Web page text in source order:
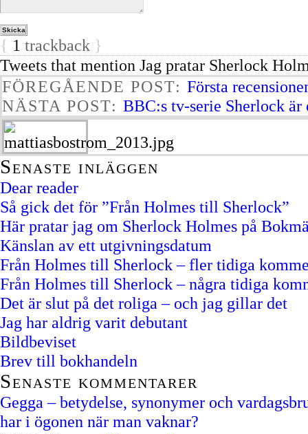
{ 1 trackback }
Tweets that mention Jag pratar Sherlock
FÖREGÅENDE POST: Första
NÄSTA POST: BBC:s tv-serie Sherlock är
Senaste inläggen
Dear reader
Så gick det för ”Från Holmes till Sherlock”
Här pratar jag om Sherlock Holmes på
Känslan av ett utgivningsdatum
Från Holmes till Sherlock – fler tidiga
Från Holmes till Sherlock – några tidiga
Det är slut på det roliga – och jag gillar det
Jag har aldrig varit debutant
Bildbeviset
Brev till bokhandeln
Senaste kommentarer
Gegga – betydelse, synonymer och
har i ögonen när man vaknar?